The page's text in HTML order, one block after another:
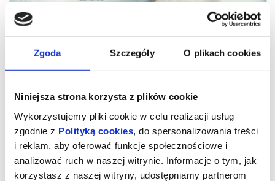
Zgoda Szczegóły O plikach cookies
Niniejsza strona korzysta z plików cookie
Wykorzystujemy pliki cookie w celu realizacji usług
zgodnie z Polityką cookies , do spersonalizowania treści
i reklam, aby oferować funkcje społecznościowe i
analizować ruch w naszej witrynie. Informacje o tym, jak
korzystasz z naszej witryny, udostępniamy partnerom